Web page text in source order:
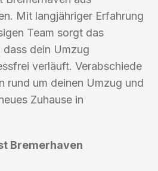
Mit langjähriger Erfahrung
Team sorgt das
dass dein Umzug
verläuft. Verabschiede
rund um deinen Umzug und
Zuhause in
Bremerhaven